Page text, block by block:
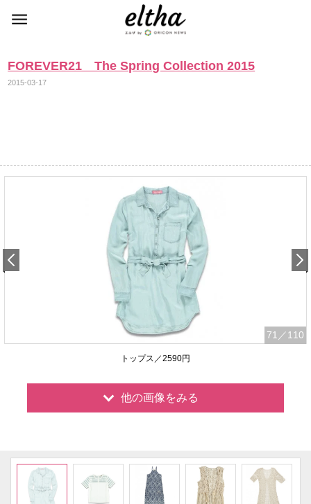
FOREVER21 The Spring Collection 2015
2015-03-17
71 ／110
トップス／2590円
他の画像をみる